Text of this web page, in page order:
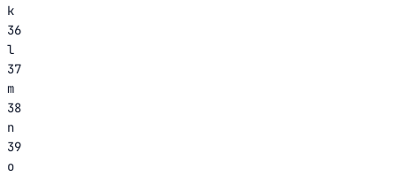
k
36
l
37
m
38
n
39
o